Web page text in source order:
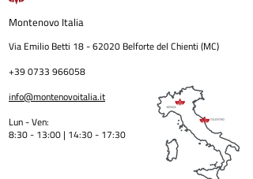
Montenovo Italia
Via Emilio Betti 18 - 62020 Belforte del Chienti (MC)
+39 0733 966058
info@montenovoitalia.it
Lun - Ven:
8:30 - 13:00 | 14:30 - 17:30